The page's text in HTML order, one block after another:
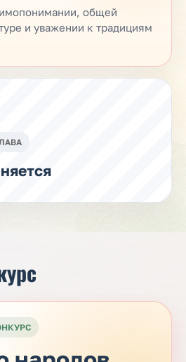
общей
и уважении к традициям